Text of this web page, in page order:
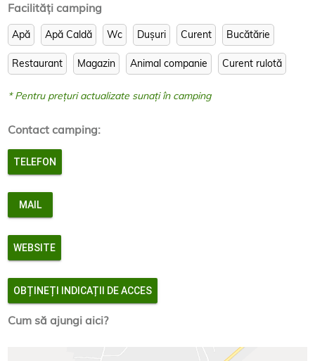
Debarcader bărci
Radio Natura Parc
Loc de joacă pentru copii
Zona pub, bar & grill
Trenuleţul Thomas Express
Camping căsuţe
nCamping campare cort
Camping rulote
Bungalow
Restaurant lăutăresc “La Baltă”
pentru mai multe informatii despre parc(campare cu
cortul sau campare cu rulota) vizitati:
http://www.naturaparc.ro/
Facilităţi camping
Apă Apă Caldă Wc Dușuri Curent Bucătărie
Restaurant Magazin Animal companie Curent rulotă
* Pentru prețuri actualizate sunați în camping
Contact camping:
TELEFON
MAIL
WEBSITE
OBȚINEȚI INDICAȚII DE ACCES
Cum să ajungi aici?